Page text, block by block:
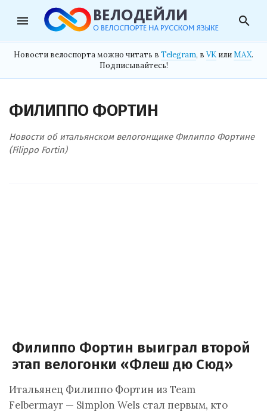
menu search
Новости велоспорта можно читать в Telegram, в VK илиMAX.
Подписывайтесь!
ФИЛИППО ФОРТИН
Новости об итальянском велогонщике Филиппо Фортине
(Filippo Fortin)
Филиппо Фортин выиграл второй
этап велогонки «Флеш дю Сюд»
Итальянец Филиппо Фортин из Team
Felbermayr — Simplon Wels стал первым, кто